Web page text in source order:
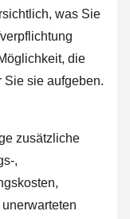
was Sie
die
Sie sie aufgeben.
zusätzliche
,